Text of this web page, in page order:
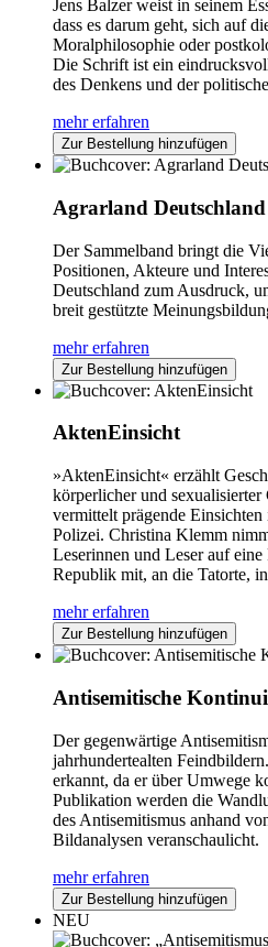
Jens Balzer weist in seinem
dass es darum geht, sich auf
Moralphilosophie oder
Die Schrift ist ein
des Denkens und der
mehr erfahren
Zur Bestellung hinzufügen
Agrarland Deutschland
Der Sammelband bringt die
Positionen, Akteure und
Deutschland zum Ausdruck,
breit gestützte
mehr erfahren
Zur Bestellung hinzufügen
AktenEinsicht
»AktenEinsicht« erzählt
körperlicher und sexualisierter
vermittelt prägende
Polizei. Christina Klemm
Leserinnen und Leser auf
Republik mit, an die Tatorte,
mehr erfahren
Zur Bestellung hinzufügen
Antisemitische
Der gegenwärtige
jahrhundertealten
erkannt, da er über Umwege
Publikation werden die
des Antisemitismus anhand
Bildanalysen veranschaulicht.
mehr erfahren
Zur Bestellung hinzufügen
NEU